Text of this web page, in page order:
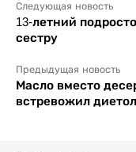
Следующая новость
13-летний
сестру
Предыдущая новость
Масло вместо
встревожил